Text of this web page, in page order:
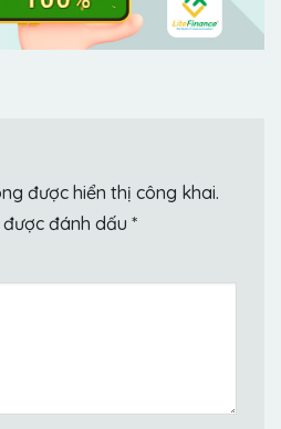
được hiển thị công khai.
đánh dấu *